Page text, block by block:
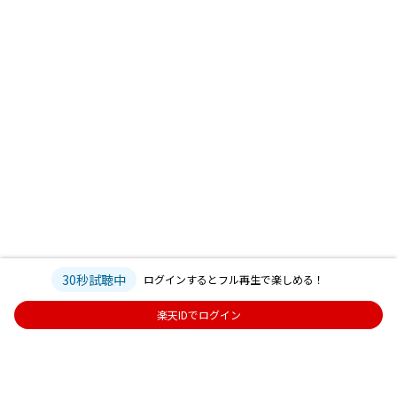
30秒試聴中 ログインするとフル再生で楽しめる！
楽天IDでログイン